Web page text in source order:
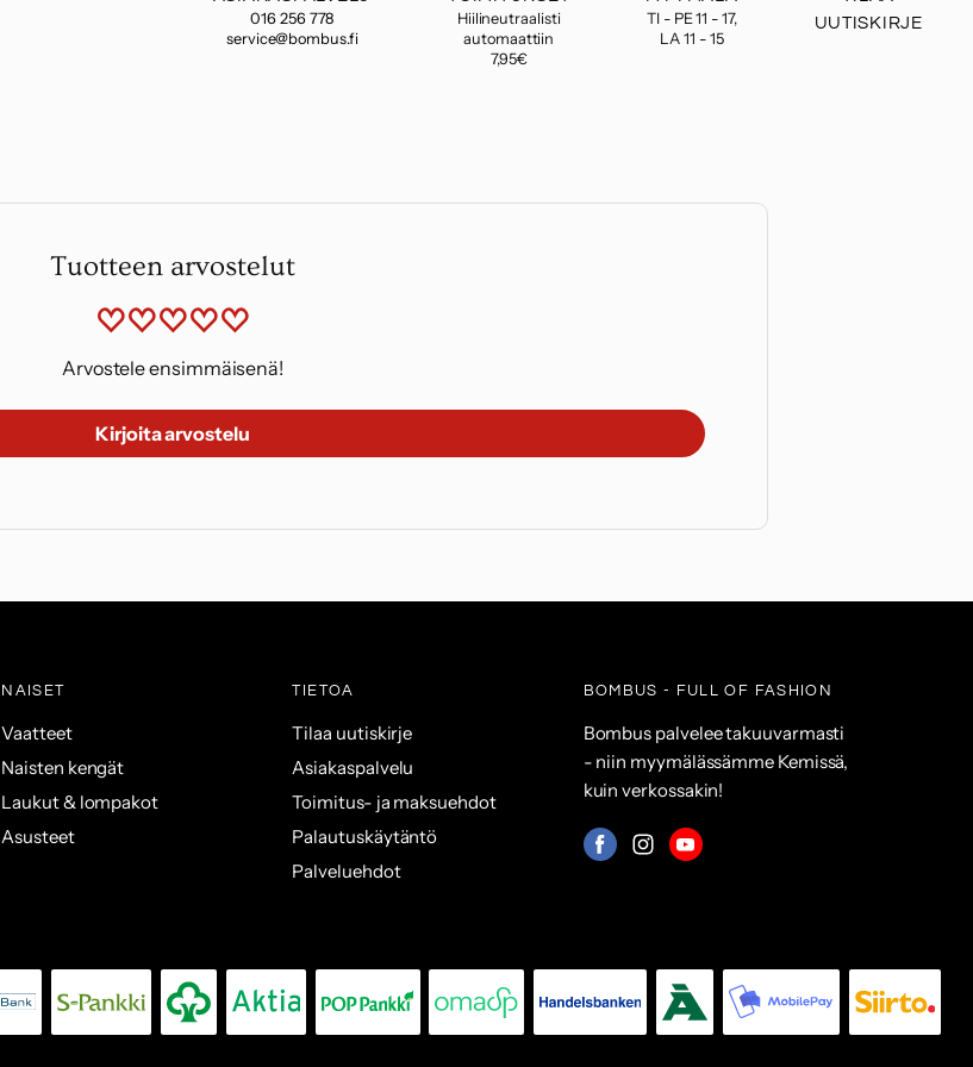
016 256 778
service@bombus.fi
Hiilineutraalisti
automaattiin
7,95€
TI - PE 11 - 17,
LA 11 - 15
UUTISKIRJE
Tuotteen arvostelut
Arvostele ensimmäisenä!
Kirjoita arvostelu
NAISET
Vaatteet
Naisten kengät
Laukut & lompakot
Asusteet
TIETOA
Tilaa uutiskirje
Asiakaspalvelu
Toimitus- ja maksuehdot
Palautuskäytäntö
Palveluehdot
BOMBUS - FULL OF FASHION
Bombus palvelee takuuvarmasti
- niin myymälässämme Kemissä,
kuin verkossakin!
Mistä
MistäMistä